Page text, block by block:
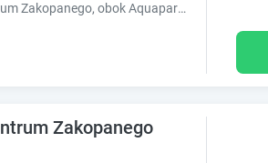
Willa Wisia położona jest w ścisłym centrum Zakopanego, obok Aquaparku. Odległość do Krupówek 5 minut spacerkiem a do dworca PKS/PKP 8 minut.
Zakopanego